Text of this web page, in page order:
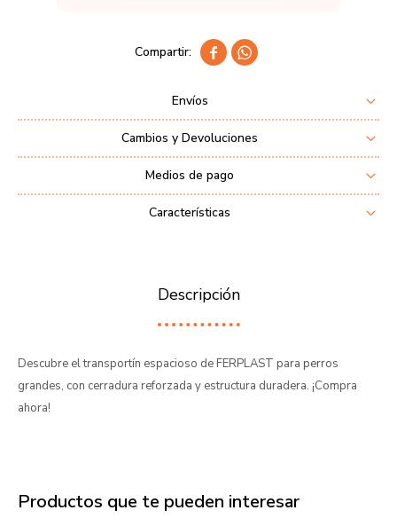
 
Envíos
Cambios y Devoluciones
Medios de pago
Características
Descripción
Descubre el transportín espacioso de FERPLAST para perros
grandes, con cerradura reforzada y estructura duradera. ¡Compra
ahora!
Productos que te pueden interesar